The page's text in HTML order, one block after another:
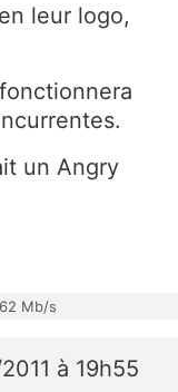
leur logo,
un Angry
Mb/s
à 19h55